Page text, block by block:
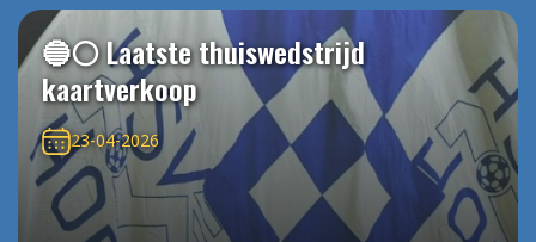
🔵⚪️ Laatste thuiswedstrijd
kaartverkoop
23-04-2026